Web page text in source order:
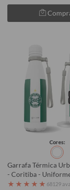
Cores:
Garrafa Térmica
- Coritiba -
★ ★ ★ ★ ★ 68129